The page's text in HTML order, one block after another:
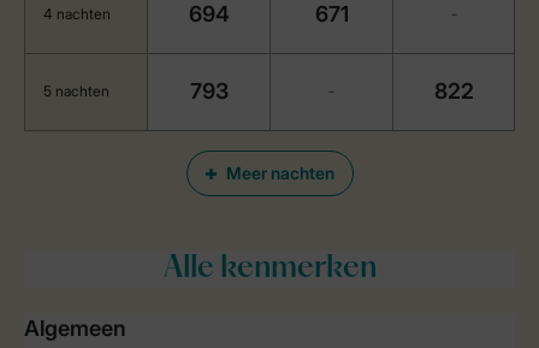
Meer nachten
4 nachten 694 671 -
5 nachten 793 - 822
Alle kenmerken
Algemeen